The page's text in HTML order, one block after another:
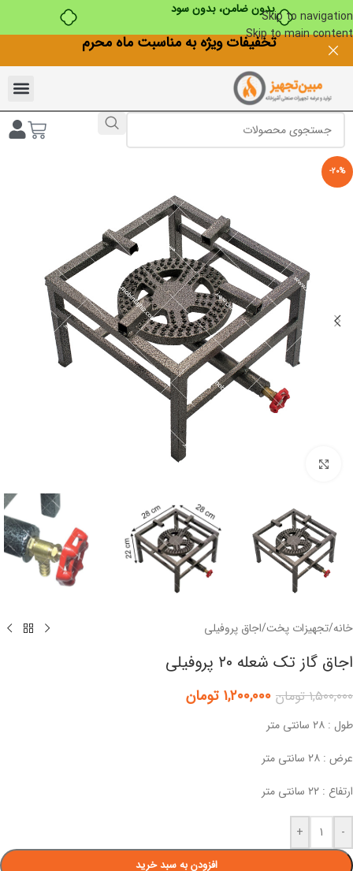
بدون ضامن، بدون سودSkip to navigation
Skip to main contentتخفیفات ویژه به مناسبت ماه محرم
-20%
خانه/تجهیزات پخت/اجاق پروفیلی
اجاق گاز تک شعله ۲۰ پروفیلی
۱,۵۰۰,۰۰۰تومان ۱,۲۰۰,۰۰۰ تومان
طول : ۲۸ سانتی متر
عرض : ۲۸ سانتی متر
ارتفاع : ۲۲ سانتی متر
-
+
افزودن به سبد خرید